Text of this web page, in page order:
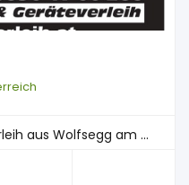
aus Wolfsegg am ...